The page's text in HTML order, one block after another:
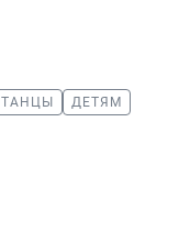
ТАНЦЫ
ДЕТЯМ